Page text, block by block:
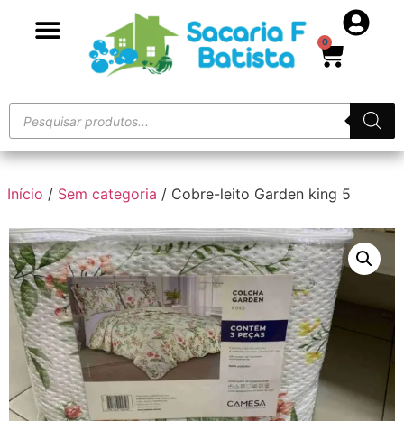
0
Início / Sem categoria / Cobre-leito Garden king 5